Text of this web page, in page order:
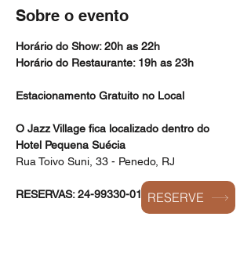
Sobre o evento
Horário do Show: 20h as 22h
Horário do Restaurante: 19h as 23h
Estacionamento Gratuito no Local
O Jazz Village fica localizado dentro do
Hotel Pequena Suécia
Rua Toivo Suni, 33 - Penedo, RJ
RESERVAS: 24-99330-0168RESERVE